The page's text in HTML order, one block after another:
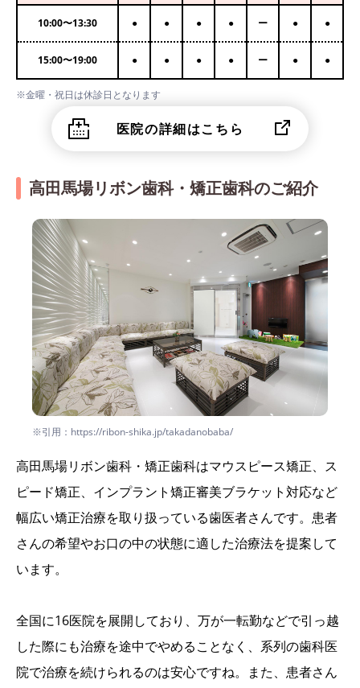
10:00〜13:30 ● ● ● ● ー ● ●
15:00〜19:00 ● ● ● ● ー ● ●
※金曜・祝日は休診日となります
医院の詳細はこちら
高田馬場リボン歯科・矯正歯科のご紹介
※引用：https://ribon-shika.jp/takadanobaba/
高田馬場リボン歯科・矯正歯科はマウスピース矯正、ス
ピード矯正、インプラント矯正審美ブラケット対応など
幅広い矯正治療を取り扱っている歯医者さんです。患者
さんの希望やお口の中の状態に適した治療法を提案して
います。
全国に16医院を展開しており、万が一転勤などで引っ越
した際にも治療を途中でやめることなく、系列の歯科医
院で治療を続けられるのは安心ですね。また、患者さん